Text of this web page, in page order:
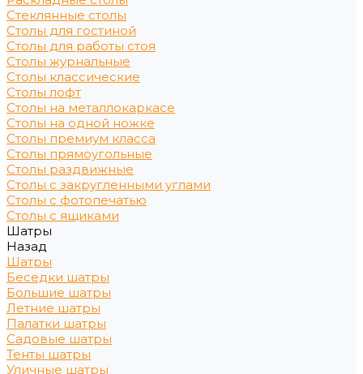
Стеклянные столы
Столы для гостиной
Столы для работы стоя
Столы журнальные
Столы классические
Столы лофт
Столы на металлокаркасе
Столы на одной ножке
Столы премиум класса
Столы прямоугольные
Столы раздвижные
Столы с закругленными углами
Столы с фотопечатью
Столы с ящиками
Шатры
Назад
Шатры
Беседки шатры
Большие шатры
Летние шатры
Палатки шатры
Садовые шатры
Тенты шатры
Уличные шатры